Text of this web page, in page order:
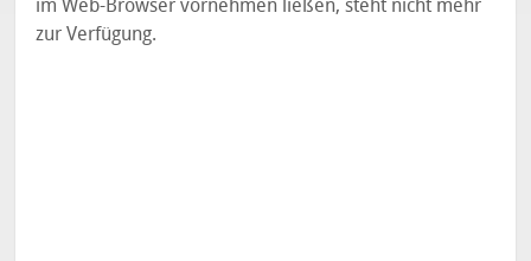
im Web-Browser vornehmen ließen, steht nicht mehr
zur Verfügung.